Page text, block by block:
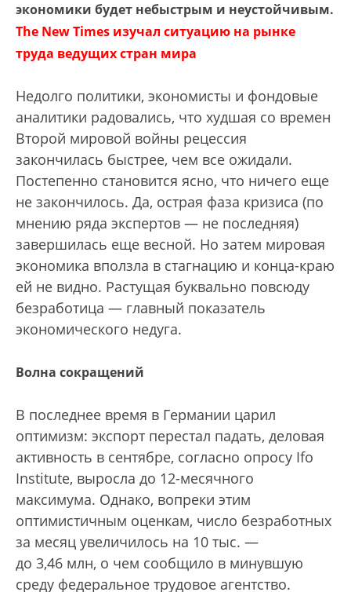
экономики будет небыстрым и неустойчивым.
The New Times изучал ситуацию на рынке
труда ведущих стран мира
Недолго политики, экономисты и фондовые
аналитики радовались, что худшая со времен
Второй мировой войны рецессия
закончилась быстрее, чем все ожидали.
Постепенно становится ясно, что ничего еще
не закончилось. Да, острая фаза кризиса (по
мнению ряда экспертов — не последняя)
завершилась еще весной. Но затем мировая
экономика вползла в стагнацию и конца-краю
ей не видно. Растущая буквально повсюду
безработица — главный показатель
экономического недуга.
Волна сокращений
В последнее время в Германии царил
оптимизм: экспорт перестал падать, деловая
активность в сентябре, согласно опросу Ifo
Institute, выросла до 12-месяч­ного
максимума. Однако, вопреки этим
оптимистичным оценкам, число безработных
за месяц увеличилось на 10 тыс. —
до 3,46 млн, о чем сообщило в минувшую
среду федеральное трудовое агентство.